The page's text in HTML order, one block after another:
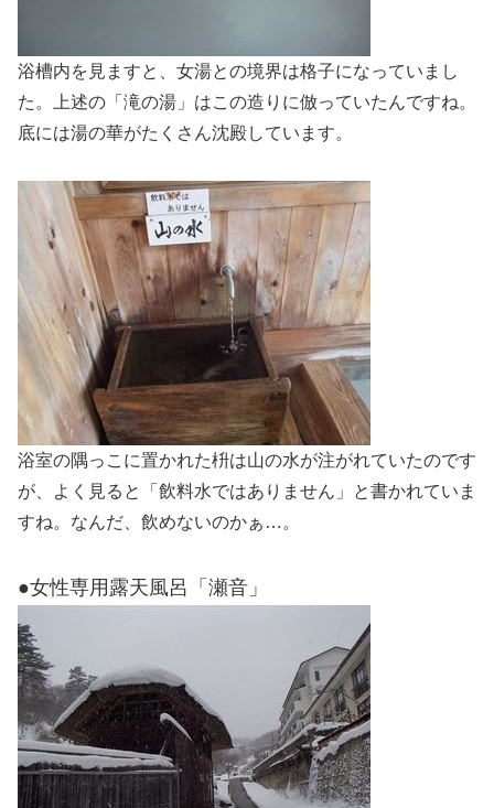
浴槽内を見ますと、女湯との境界は格子になっていまし
た。上述の「滝の湯」はこの造りに倣っていたんですね。
底には湯の華がたくさん沈殿しています。
浴室の隅っこに置かれた枡は山の水が注がれていたのです
が、よく見ると「飲料水ではありません」と書かれていま
すね。なんだ、飲めないのかぁ…。
●女性専用露天風呂「瀬音」